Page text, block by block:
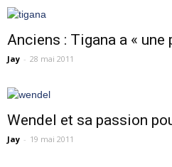
Anciens : Tigana a « une
Jay - 28 mai 2011
Wendel et sa passion
Jay - 19 mai 2011